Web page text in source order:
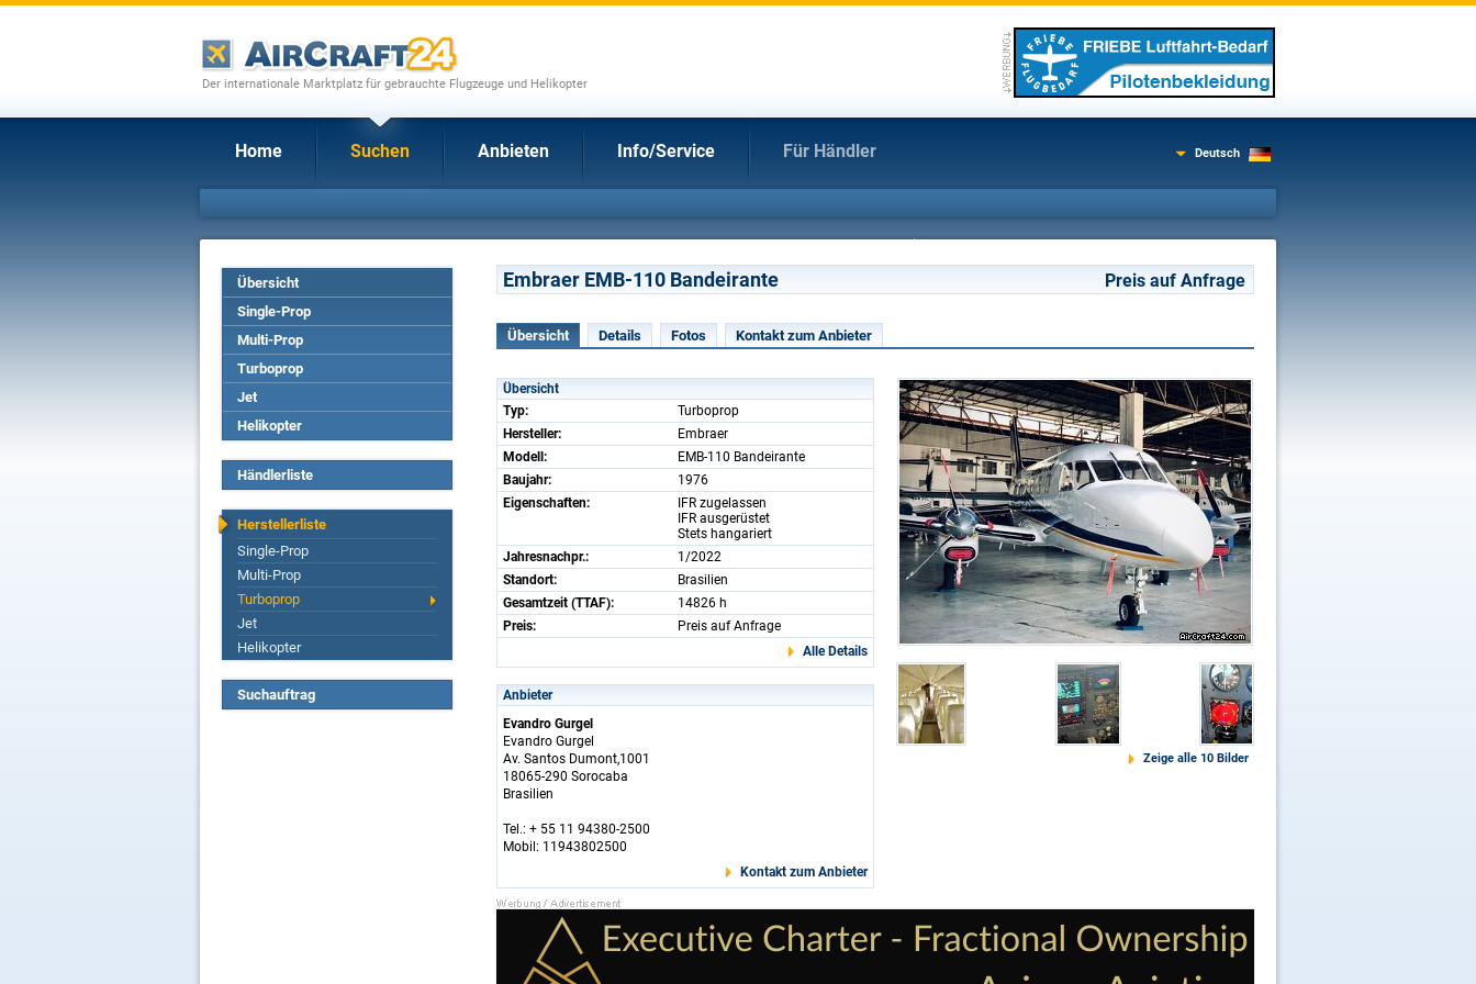
Der internationale Marktplatz für gebrauchte Flugzeuge und Helikopter
Home Suchen Anbieten Info/Service Für Händler Deutsch
Übersicht
Single-Prop
Multi-Prop
Turboprop
Jet
Helikopter
Händlerliste
Herstellerliste
Single-Prop
Multi-Prop
Turboprop
Jet
Helikopter
Suchauftrag
Embraer EMB-110 Bandeirante Preis auf Anfrage
Übersicht Details Fotos Kontakt zum Anbieter
Übersicht
Typ:
Turboprop
Hersteller:
Embraer
Modell:
EMB-110 Bandeirante
Baujahr:
1976
Eigenschaften:
IFR zugelassen
IFR ausgerüstet
Stets hangariert
Jahresnachpr.:
1/2022
Standort:
Brasilien
Gesamtzeit (TTAF):
14826 h
Preis:
Preis auf Anfrage
Alle Details
Anbieter
Evandro Gurgel
Evandro Gurgel
Av. Santos Dumont,1001
18065-290 Sorocaba
Brasilien
Tel.: + 55 11 94380-2500
Mobil: 11943802500
Kontakt zum Anbieter
Zeige alle 10 Bilder